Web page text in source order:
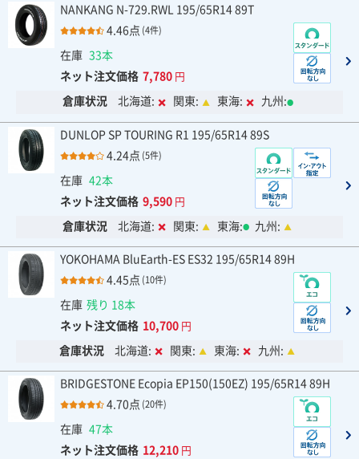
NANKANG N-729.RWL 195/65R14 89T
4.46点 (4件)
在庫 33本
ネット注文価格 7,780 円
倉庫状況 北海道: 関東: 東海: 九州:
DUNLOP SP TOURING R1 195/65R14 89S
4.24点 (5件)
在庫 42本
ネット注文価格 9,590 円
倉庫状況 北海道: 関東: 東海: 九州:
YOKOHAMA BluEarth-ES ES32 195/65R14 89H
4.45点 (10件)
在庫 残り 18本
ネット注文価格 10,700 円
倉庫状況 北海道: 関東: 東海: 九州:
BRIDGESTONE Ecopia EP150(150EZ) 195/65R14 89H
4.70点 (20件)
在庫 47本
ネット注文価格 12,210 円